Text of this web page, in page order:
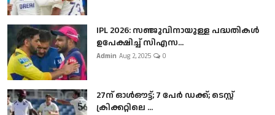
IPL 2026: സഞ്ജുവിനായുള്ള പദ്ധതികൾ
ഉപേക്ഷിച്ച് സിഎസ...
Admin Aug 2, 2025 0
27ന് ഓൾഔട്ട്; 7 പേർ ഡക്ക്; ടെസ്റ്റ്
ക്രിക്കറ്റിലെ ...